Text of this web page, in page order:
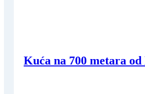
Kuća na 700 metara